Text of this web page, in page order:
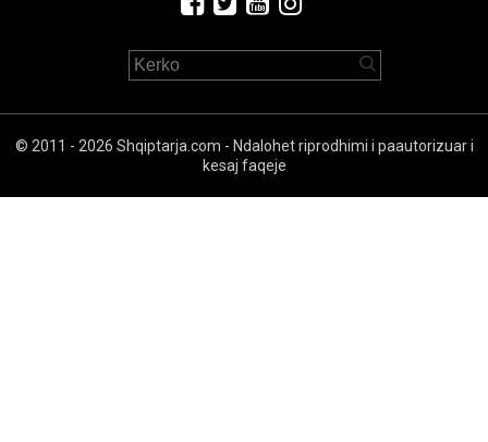
© 2011 - 2026 Shqiptarja.com - Ndalohet riprodhimi i paautorizuar i
kesaj faqeje